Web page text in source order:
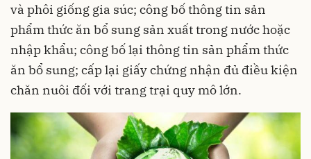
và phôi giống gia súc; công bố thông tin sản
phẩm thức ăn bổ sung sản xuất trong nước hoặc
nhập khẩu; công bố lại thông tin sản phẩm thức
ăn bổ sung; cấp lại giấy chứng nhận đủ điều kiện
chăn nuôi đối với trang trại quy mô lớn.